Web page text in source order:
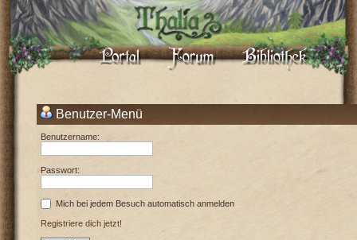
Benutzer-Menü
Benutzername:
Passwort:
Mich bei jedem Besuch automatisch anmelden
Registriere dich jetzt!